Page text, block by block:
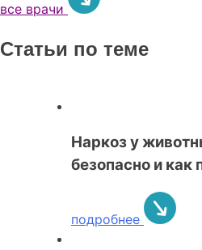
все врачи
Статьи по теме
Наркоз у
безопасно и как
подробнее